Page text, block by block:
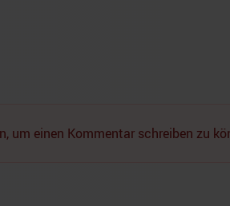
um einen Kommentar schreiben zu